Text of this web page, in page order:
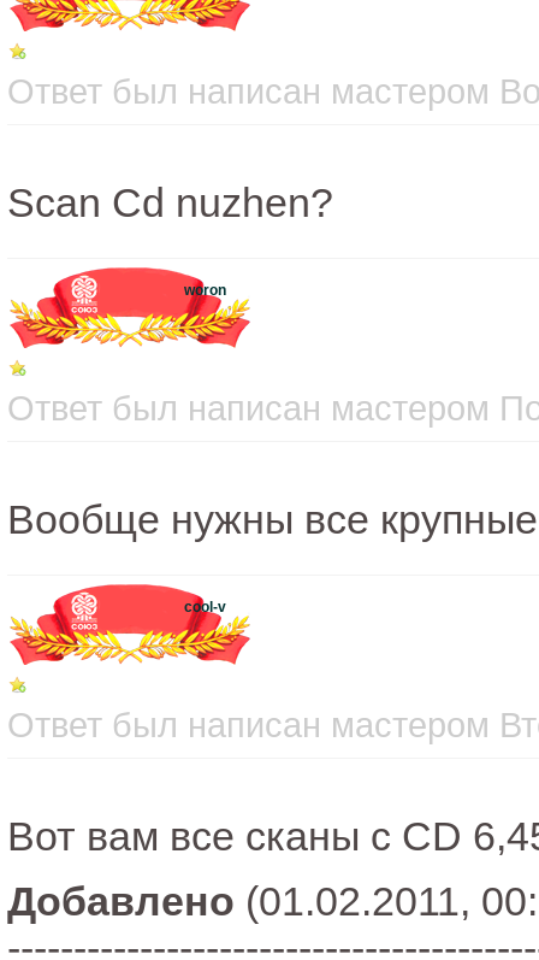
Ответ был написан мастером
Scan Cd nuzhen?
woron
Ответ был написан мастером
Вообще нужны все
cool-v
Ответ был написан мастером
Вот вам все сканы с CD
Добавлено (01.02.2011,